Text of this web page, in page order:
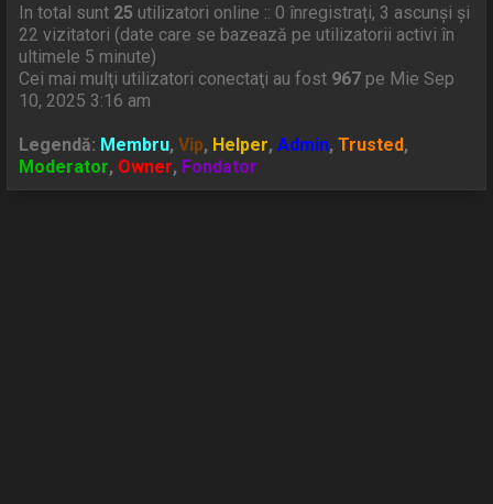
In total sunt 25 utilizatori online :: 0 înregistrați, 3 ascunși și
22 vizitatori (date care se bazează pe utilizatorii activi în
ultimele 5 minute)
Cei mai mulţi utilizatori conectaţi au fost 967 pe Mie Sep
10, 2025 3:16 am
Legendă: Membru,Vip, Helper,Admin,Trusted,
Moderator, Owner, Fondator